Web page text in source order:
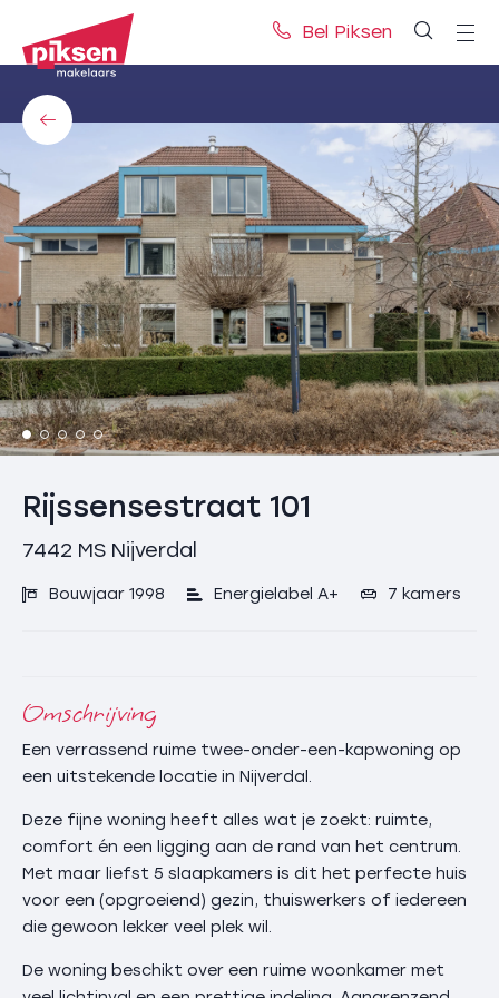
Bel Piksen
Rijssensestraat 101
7442 MS Nijverdal
Bouwjaar 1998 Energielabel A+ 7 kamers
Omschrijving
Een verrassend ruime twee-onder-een-kapwoning op
een uitstekende locatie in Nijverdal.
Deze fijne woning heeft alles wat je zoekt: ruimte,
comfort én een ligging aan de rand van het centrum.
Met maar liefst 5 slaapkamers is dit het perfecte huis
voor een (opgroeiend) gezin, thuiswerkers of iedereen
die gewoon lekker veel plek wil.
De woning beschikt over een ruime woonkamer met